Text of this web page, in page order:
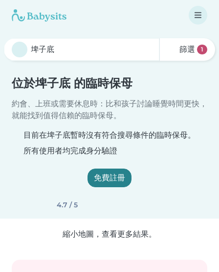
篩選 1
位於埤子底 的臨時保母
約會、上班或需要休息時：比和孩子討論睡覺時間更快，
就能找到值得信賴的臨時保母。
目前在埤子底暫時沒有符合搜尋條件的臨時保母。
所有使用者均完成身分驗證
免費註冊
4.7 / 5
縮小地圖，查看更多結果。